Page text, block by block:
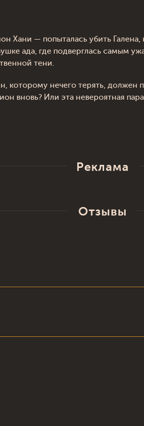
Хани — попыталась убить
ада, где подверглась самым
тени.
которому нечего терять,
вновь? Или эта невероятная
Реклама
Отзывы